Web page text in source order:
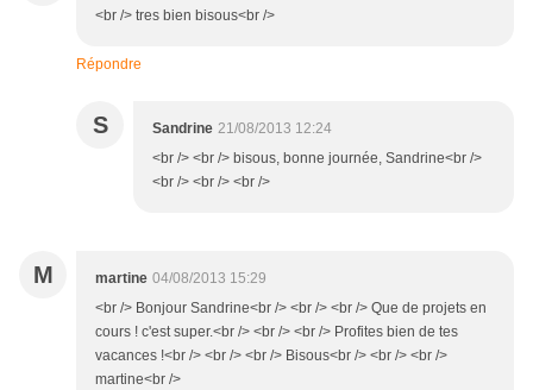
<br /> tres bien bisous<br />
Répondre
S Sandrine 21/08/2013 12:24
<br /> <br /> bisous, bonne journée, Sandrine<br />
<br /> <br /> <br />
M martine 04/08/2013 15:29
<br /> Bonjour Sandrine<br /> <br /> <br /> Que de projets en
cours ! c'est super.<br /> <br /> <br /> Profites bien de tes
vacances !<br /> <br /> <br /> Bisous<br /> <br /> <br />
martine<br />